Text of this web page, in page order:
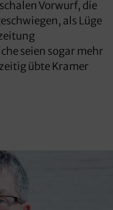
Vorwurf, die
als Lüge
seien sogar mehr
übte Kramer